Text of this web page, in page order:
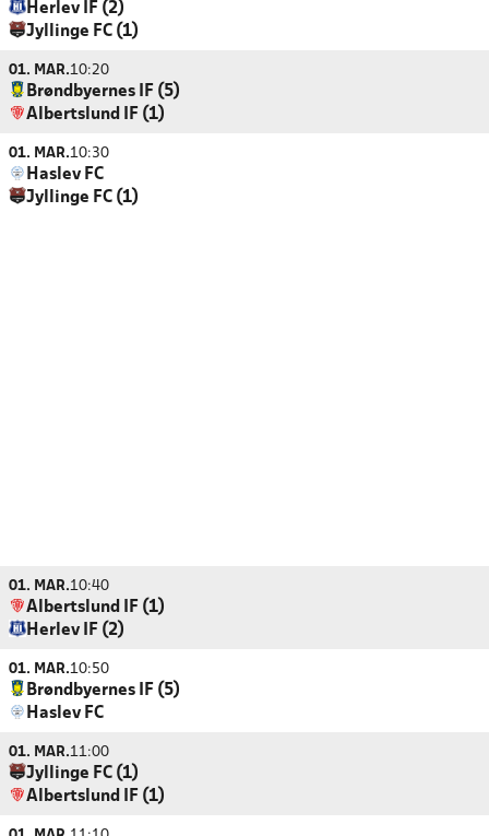
Herlev IF (2)
Jyllinge FC (1)
01. MAR.10:20
Brøndbyernes IF (5)
Albertslund IF (1)
01. MAR.10:30
Haslev FC
Jyllinge FC (1)
01. MAR.10:40
Albertslund IF (1)
Herlev IF (2)
01. MAR.10:50
Brøndbyernes IF (5)
Haslev FC
01. MAR.11:00
Jyllinge FC (1)
Albertslund IF (1)